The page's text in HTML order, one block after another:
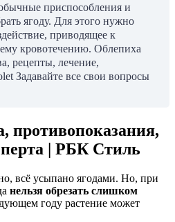
приспособления и
ягоду. Для этого нужно
приводящее к
кровотечению. Облепиха
рецепты, лечение,
Задавайте все свои вопросы
противопоказания,
| РБК Стиль
всё усыпано ягодами. Но, при
нельзя обрезать слишком
году растение может